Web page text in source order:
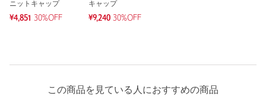
ニットキャップ
¥4,851
30%OFF
キャップ
¥9,240 30%OFF
この商品を見ている人におすすめの商品